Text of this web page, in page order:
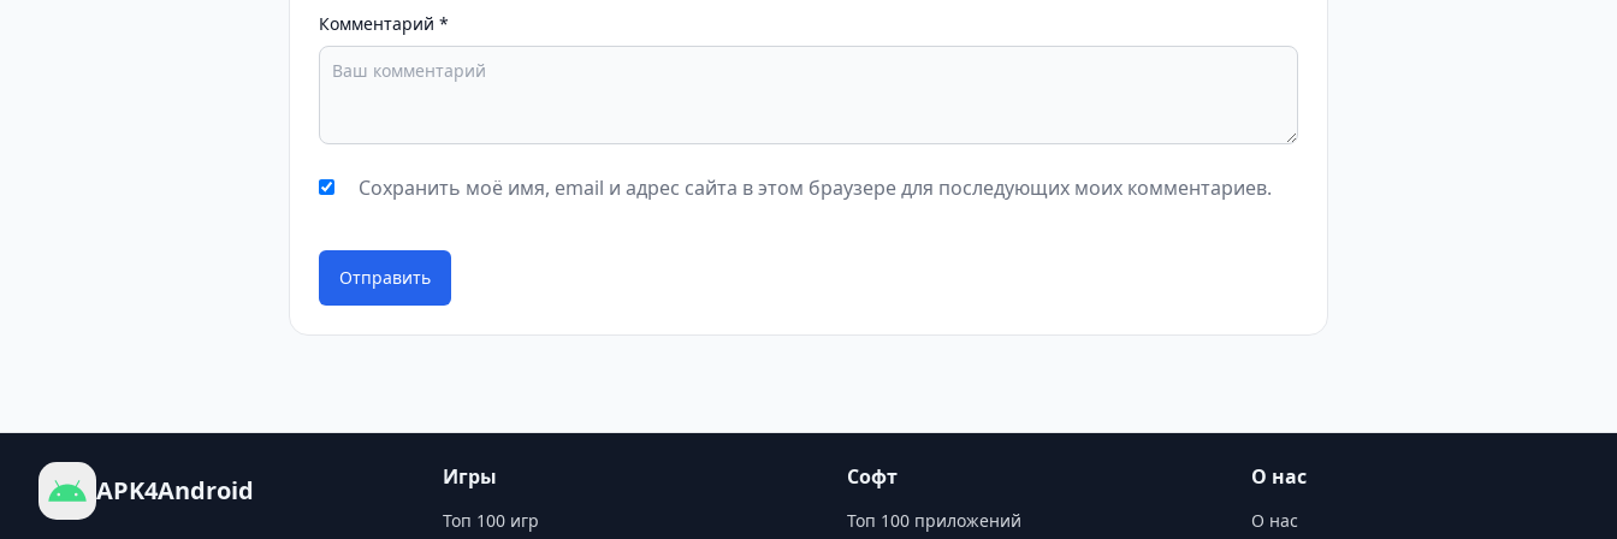
Комментарий *
Сохранить моё имя, email и адрес сайта в этом браузере для последующих моих комментариев.
Отправить
APK4Android Игры
Топ 100 игр
Софт
Топ 100 приложений
О нас
О нас